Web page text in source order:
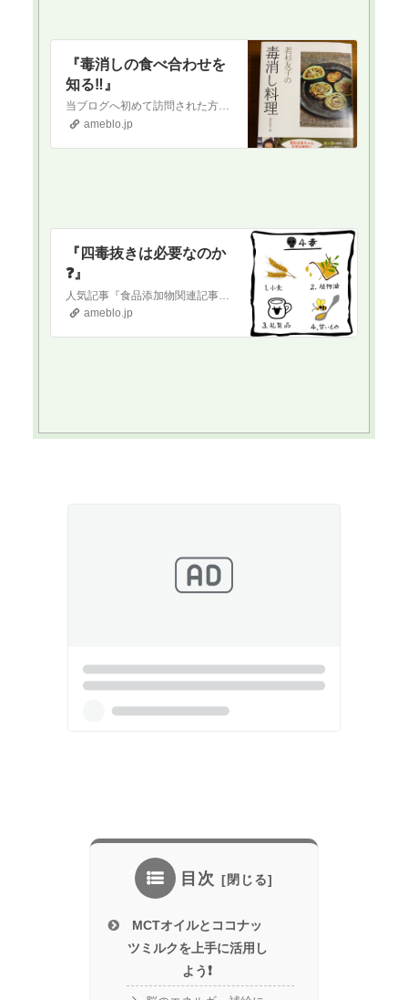
『毒消しの食べ合わせを
知る‼️』
当ブログへ初めて訪問された方へ当ブログは正しい食を通して健康になりたい！という方に向けて書いているブログです。古くから伝わる日本食を中心に、薬膳の知識なども織…
ameblo.jp
『四毒抜きは必要なのか
❓』
ameblo.jp
目次
​MCTオイルとココナッ
ツミルクを上手に活用し
よう❗️